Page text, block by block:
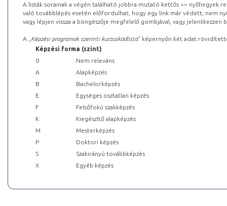
A listák sorainak a végén található jobbra mutató kettős >> nyílhegyek
való továbblépés esetén előfordulhat, hogy egy link már védett, nem
vagy lépjen vissza a böngészője megfelelő gombjával, vagy
A „ Képzési programok szerinti kurzuskódlista” képernyőn két adat
Képzési forma (szint)
0
Nem releváns
A
Alapképzés
B
Bachelorképzés
E
Egységes osztatlan képzés
F
Felsőfokú szakképzés
K
Kiegészítő alapképzés
M
Mesterképzés
P
Doktori képzés
S
Szakirányú továbbképzés
X
Egyéb képzés